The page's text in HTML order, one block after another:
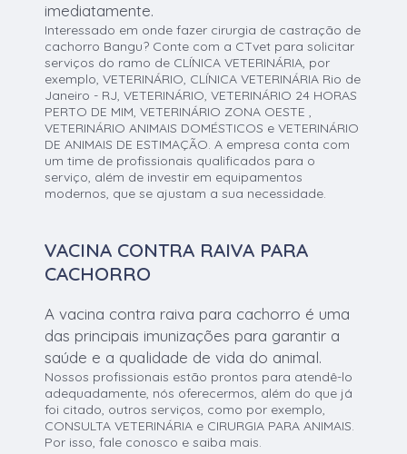
imediatamente.
Interessado em onde fazer cirurgia de castração de
cachorro Bangu? Conte com a CTvet para solicitar
serviços do ramo de CLÍNICA VETERINÁRIA, por
exemplo, VETERINÁRIO, CLÍNICA VETERINÁRIA Rio de
Janeiro - RJ, VETERINÁRIO, VETERINÁRIO 24 HORAS
PERTO DE MIM, VETERINÁRIO ZONA OESTE ,
VETERINÁRIO ANIMAIS DOMÉSTICOS e VETERINÁRIO
DE ANIMAIS DE ESTIMAÇÃO. A empresa conta com
um time de profissionais qualificados para o
serviço, além de investir em equipamentos
modernos, que se ajustam a sua necessidade.
VACINA CONTRA RAIVA PARA
CACHORRO
A vacina contra raiva para cachorro é uma
das principais imunizações para garantir a
saúde e a qualidade de vida do animal.
Nossos profissionais estão prontos para atendê-lo
adequadamente, nós oferecermos, além do que já
foi citado, outros serviços, como por exemplo,
CONSULTA VETERINÁRIA e CIRURGIA PARA ANIMAIS.
Por isso, fale conosco e saiba mais.